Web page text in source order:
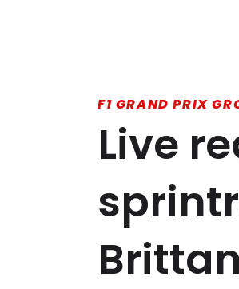
F1 GRAND PRIX
Live